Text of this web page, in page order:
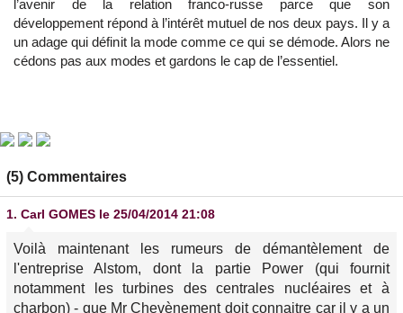
l’avenir de la relation franco-russe parce que son
développement répond à l’intérêt mutuel de nos deux pays. Il y a
un adage qui définit la mode comme ce qui se démode. Alors ne
cédons pas aux modes et gardons le cap de l’essentiel.
(5) Commentaires
1. Carl GOMES le 25/04/2014 21:08
Voilà maintenant les rumeurs de démantèlement de
l'entreprise Alstom, dont la partie Power (qui fournit
notamment les turbines des centrales nucléaires et à
charbon) - que Mr Chevènement doit connaitre car il y a un